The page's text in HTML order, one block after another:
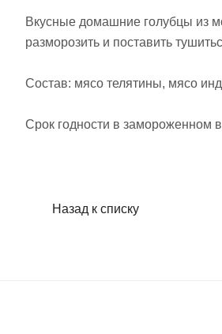
Вкусные домашние голубцы из
разморозить и поставить
Состав: мясо телятины, мясо
Срок годности в замороженном
Назад к списку